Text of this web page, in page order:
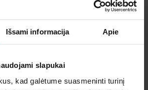
Išsami informacija Apie
slapukai
kad galėtume suasmeninti turinį
.